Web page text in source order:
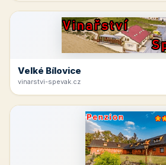
Velké Bílovice
vinarstvi-spevak.cz